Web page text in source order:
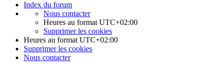
Index du forum
Nous contacter
Heures au format UTC+02:00
Supprimer les cookies
Heures au format UTC+02:00
Supprimer les cookies
Nous contacter